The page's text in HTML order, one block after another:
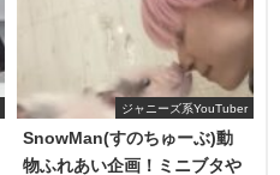
ジャニーズ系YouTuber
SnowMan(すのちゅーぶ)動
物ふれあい企画！ミニブタや